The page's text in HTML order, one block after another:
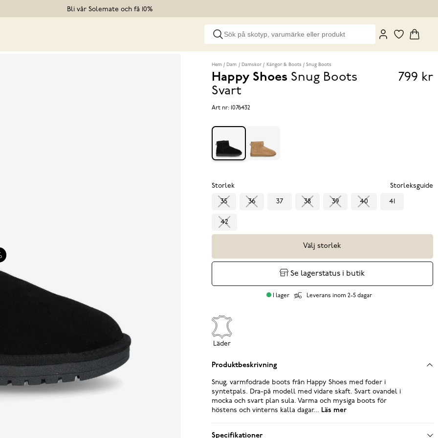
Bli vår Solemate och få 10%
Hem Dam Damskor Kängor & Boots Snug Boots
Happy Shoes Snug Boots
Svart
Pris
799 kr
Art nr: 1076432
Storlek Storleksguide
35 36 37 38 39 40 41
42
Välj storlek
Se lagerstatus i butik
I lager Leverans inom 2-5 dagar
Läder
Produktbeskrivning
Snug, varmfodrade boots från Happy Shoes med foder i
syntetpals. Dra-på modell med vidare skaft. Svart ovandel i
mocka och svart plan sula. Varma och mysiga boots för
höstens och vinterns kalla dagar... Läs mer
Specifikationer